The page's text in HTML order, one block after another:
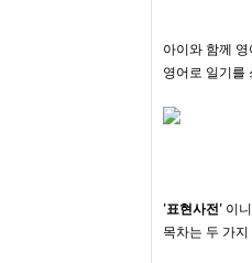
아이와 함께
영어로 일기를
'표현사전' 이
목차는 두 가